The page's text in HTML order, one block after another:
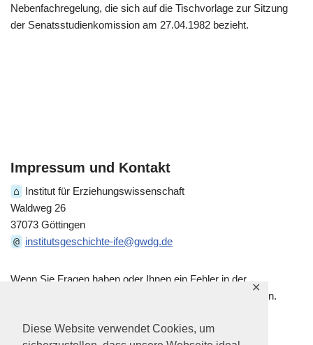
Diese Website verwendet Cookies, um
✕
Nebenfachregelung, die sich auf die Tischvorlage zur Sitzung
der Senatsstudienkomission am 27.04.1982 bezieht.
Impressum und Kontakt
⌂ Institut für Erziehungswissenschaft
Waldweg 26
37073 Göttingen
@ institutsgeschichte-ife@gwdg.de
Wenn Sie Fragen haben oder Ihnen ein Fehler in der
historischen Darstellung auffällt, kontaktieren Sie uns gern.